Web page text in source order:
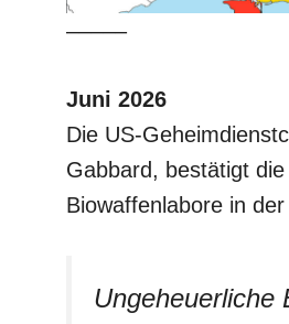
–––––
Juni 2026
Die US-
Gabbard, bestätigt die
Biowaffenlabore in
Ungeheuerliche